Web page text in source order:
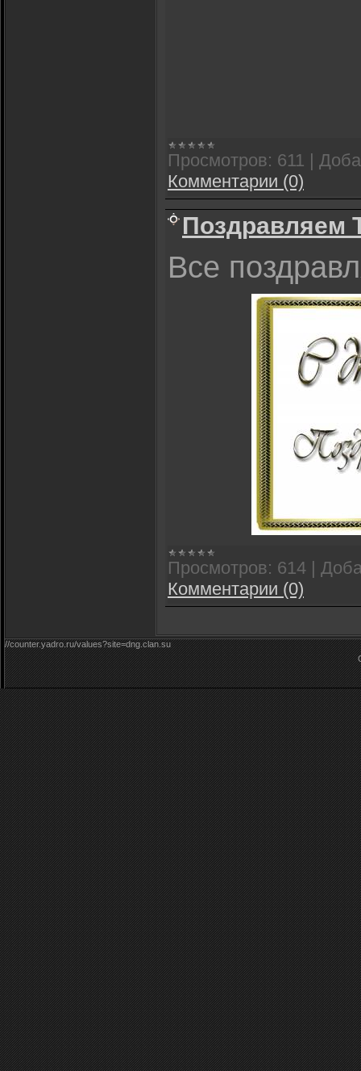
Просмотров: 611 |
Комментарии (0)
Поздравляем
Все
Просмотров: 614 |
Комментарии (0)
//counter.yadro.ru/values?site=dng.clan.su